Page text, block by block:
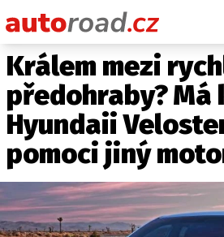
AUTA
TESTY AUT
NOVINKY
EKO
HISTORIE
ZAJÍMAVOSTI
Králem mezi
předohraby? Má
Hyundaii
pomoci jiný